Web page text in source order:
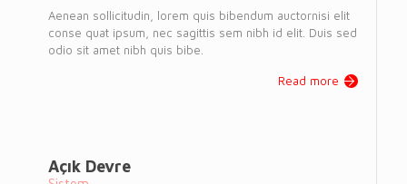
Aenean sollicitudin, lorem quis bibendum auctornisi elit
conse quat ipsum, nec sagittis sem nibh id elit. Duis sed
odio sit amet nibh quis bibe.
Read more
Açık Devre